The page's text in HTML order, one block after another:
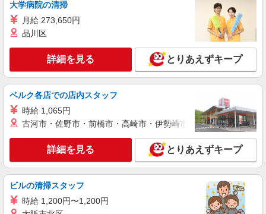
詳細を見る
派遣社員
福島市＊医療現場を支える看護助手＊嬉しい高
時給◎研修あり
時給1450円〜2062円 ＜日払い有/週払い有/交
通費全支給(ガソリン代含む)＞
キープ 詳細を見る
派遣社員
株式会社kotrio /●SD-H-1993533
福島市｜家庭と両立できる＊デイサービス看護
師【夜勤なし】
大学病院の清掃
月給 273,650円
品川区
詳細を見る とりあえずキープ
ベルク各店での店内スタッフ
時給 1,065円
古河市・佐野市・前橋市・高崎市・伊勢崎市・太田市・館林市
詳細を見る とりあえずキープ
ビルの清掃スタッフ
時給 1,200円〜1,200円